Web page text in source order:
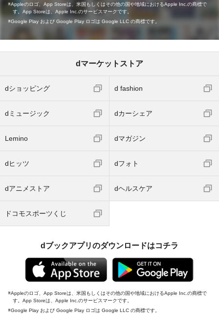
Appleのロゴ、App Storeは、米国もしくはその他の国や地域におけるApple Inc.の商標で
す。App Storeは、Apple Inc.のサービスマークです。
Google Play および Google Play ロゴは Google LLC の商標です。
dマーケットストア
dショッピング d fashion
dミュージック dカーシェア
Lemino dマガジン
dヒッツ dフォト
dアニメストア dヘルスケア
ドコモスポーツくじ
dブックアプリのダウンロードはコチラ
Appleのロゴ、App Storeは、米国もしくはその他の国や地域におけるApple Inc.の商標で
す。App Storeは、Apple Inc.のサービスマークです。
Google Play および Google Play ロゴは Google LLC の商標です。